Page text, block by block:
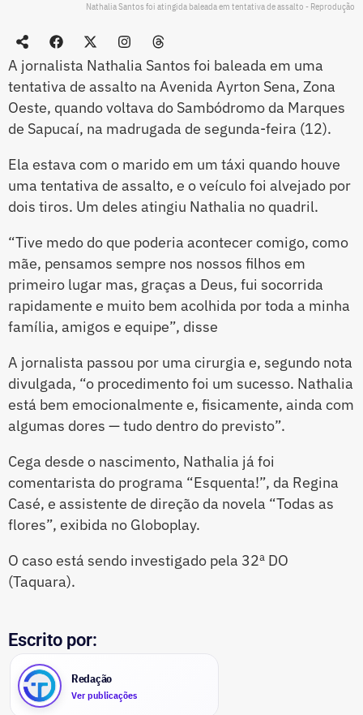
Nathalia Santos foi atingida baleada em tentativa de assalto - Reprodução
A jornalista Nathalia Santos foi baleada em uma
tentativa de assalto na Avenida Ayrton Sena, Zona
Oeste, quando voltava do Sambódromo da Marques
de Sapucaí, na madrugada de segunda-feira (12).
Ela estava com o marido em um táxi quando houve
uma tentativa de assalto, e o veículo foi alvejado por
dois tiros. Um deles atingiu Nathalia no quadril.
“Tive medo do que poderia acontecer comigo, como
mãe, pensamos sempre nos nossos filhos em
primeiro lugar mas, graças a Deus, fui socorrida
rapidamente e muito bem acolhida por toda a minha
família, amigos e equipe”, disse
A jornalista passou por uma cirurgia e, segundo nota
divulgada, “o procedimento foi um sucesso. Nathalia
está bem emocionalmente e, fisicamente, ainda com
algumas dores — tudo dentro do previsto”.
Cega desde o nascimento, Nathalia já foi
comentarista do programa “Esquenta!”, da Regina
Casé, e assistente de direção da novela “Todas as
flores”, exibida no Globoplay.
O caso está sendo investigado pela 32ª DO
(Taquara).
Escrito por:
Redação
Ver publicações